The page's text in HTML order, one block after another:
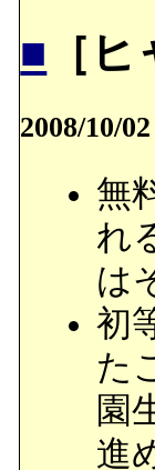
■ ［
2008/10/02
無
れ
は
初
た
園
進